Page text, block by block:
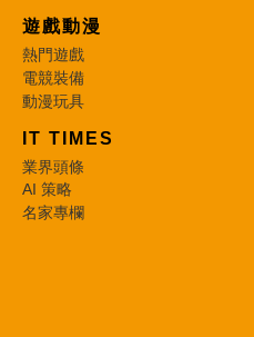
遊戲動漫
熱門遊戲
電競裝備
動漫玩具
IT TIMES
業界頭條
AI 策略
名家專欄